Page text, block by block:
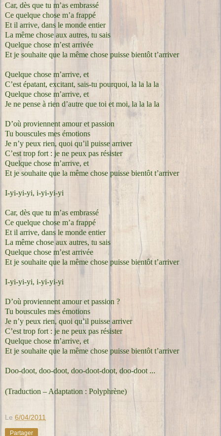
Car, dès que tu m’as embrassé
Ce quelque chose m’a frappé
Et il arrive, dans le monde entier
La même chose aux autres, tu sais
Quelque chose m’est arrivée
Et je souhaite que la même chose puisse bientôt t’arriver
Quelque chose m’arrive, et
C’est épatant, excitant, sais-tu pourquoi, la la la la
Quelque chose m’arrive, et
Je ne pense à rien d’autre que toi et moi, la la la la
D’où proviennent amour et passion
Tu bouscules mes émotions
Je n’y peux rien, quoi qu’il puisse arriver
C’est trop fort : je ne peux pas résister
Quelque chose m’arrive, et
Et je souhaite que la même chose puisse bientôt t’arriver
I-yi-yi-yi, i-yi-yi-yi
Car, dès que tu m’as embrassé
Ce quelque chose m’a frappé
Et il arrive, dans le monde entier
La même chose aux autres, tu sais
Quelque chose m’est arrivée
Et je souhaite que la même chose puisse bientôt t’arriver
I-yi-yi-yi, i-yi-yi-yi
D’où proviennent amour et passion ?
Tu bouscules mes émotions
Je n’y peux rien, quoi qu’il puisse arriver
C’est trop fort : je ne peux pas résister
Quelque chose m’arrive, et
Et je souhaite que la même chose puisse bientôt t’arriver
Doo-doot, doo-doot, doo-doot-doot, doo-doot ...
(Traduction – Adaptation : Polyphrène)
Le 6/04/2011
Partager